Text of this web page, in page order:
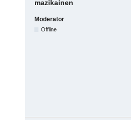
mazikainen
Moderator
Offline